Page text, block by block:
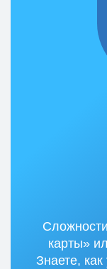
карты»
Знаете,